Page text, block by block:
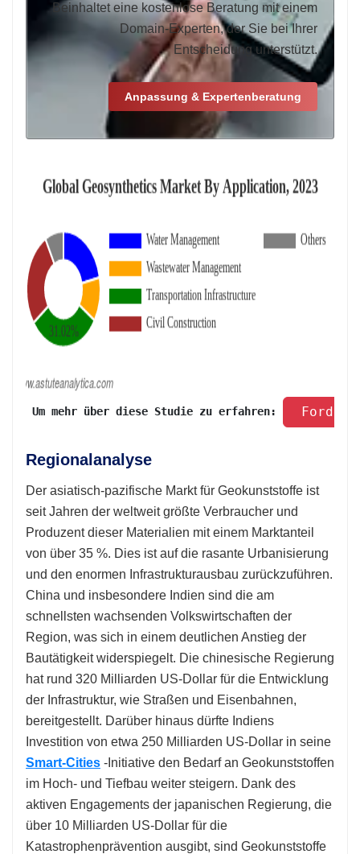
Beinhaltet eine kostenlose Beratung mit einem
Domain-Experten, der Sie bei Ihrer
Entscheidung unterstützt.
Anpassung & Expertenberatung
Um mehr über diese Studie zu erfahren:
Regionalanalyse
Der asiatisch-pazifische Markt für Geokunststoffe ist
seit Jahren der weltweit größte Verbraucher und
Produzent dieser Materialien mit einem Marktanteil
von über 35 %. Dies ist auf die rasante Urbanisierung
und den enormen Infrastrukturausbau zurückzuführen.
China und insbesondere Indien sind die am
schnellsten wachsenden Volkswirtschaften der
Region, was sich in einem deutlichen Anstieg der
Bautätigkeit widerspiegelt. Die chinesische Regierung
hat rund 320 Milliarden US-Dollar für die Entwicklung
der Infrastruktur, wie Straßen und Eisenbahnen,
bereitgestellt. Darüber hinaus dürfte Indiens
Investition von etwa 250 Milliarden US-Dollar in seine
Smart-Cities -Initiative den Bedarf an Geokunststoffen
im Hoch- und Tiefbau weiter steigern. Dank des
aktiven Engagements der japanischen Regierung, die
über 10 Milliarden US-Dollar für die
Katastrophenprävention ausgibt, sind Geokunststoffe